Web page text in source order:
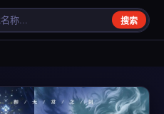
搜索